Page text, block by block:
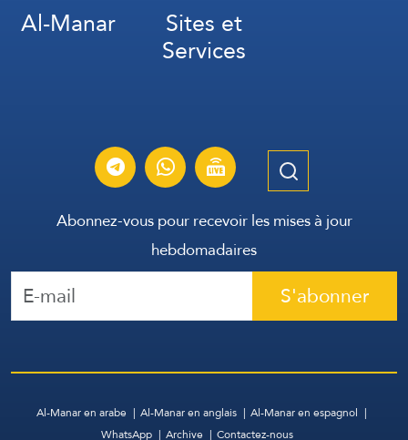
Al-Manar Sites et
Services
Abonnez-vous pour recevoir les mises à jour
hebdomadaires
S'abonner
Al-Manar en arabe Al-Manar en anglais
Al-Manar en espagnol
WhatsApp
Archive Contactez-nous